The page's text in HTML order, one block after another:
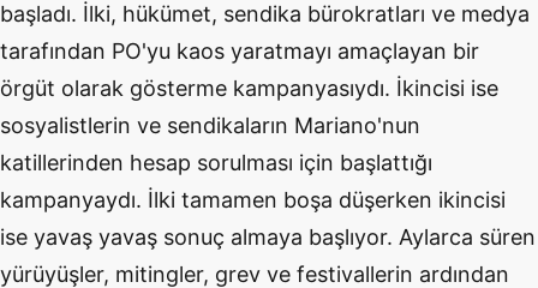
başladı. İlki, hükümet, sendika bürokratları ve medya
tarafından PO'yu kaos yaratmayı amaçlayan bir
örgüt olarak gösterme kampanyasıydı. İkincisi ise
sosyalistlerin ve sendikaların Mariano'nun
katillerinden hesap sorulması için başlattığı
kampanyaydı. İlki tamamen boşa düşerken ikincisi
ise yavaş yavaş sonuç almaya başlıyor. Aylarca süren
yürüyüşler, mitingler, grev ve festivallerin ardından